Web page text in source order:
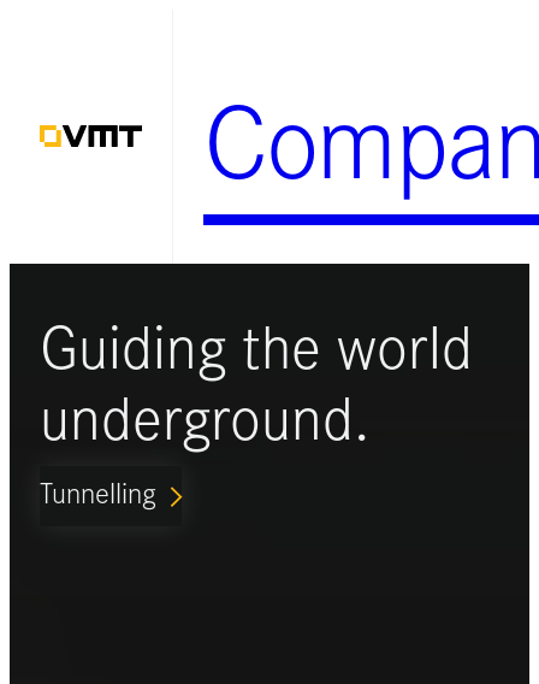
springen
Guiding the world
underground.
Tunnelling ARROW_FORWARD_IOS